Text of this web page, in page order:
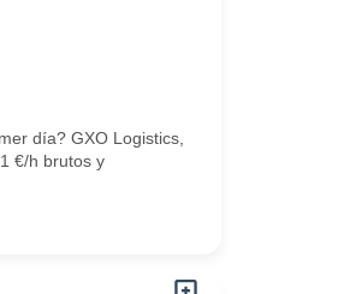
día? GXO Logistics,
€/h brutos y